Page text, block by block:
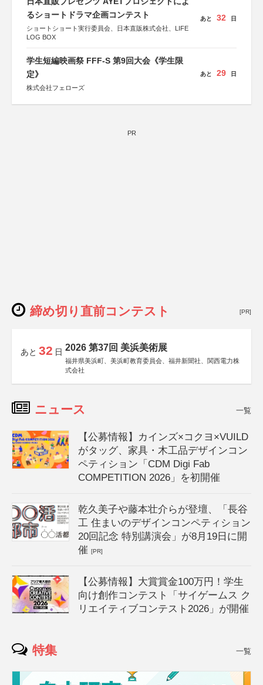
るショートドラマ企画コンテスト
ショートショート実行委員会、日本直販株式会社、LIFE
LOG BOX
あと 32 日
学生短編映画祭 FFF-S 第9回大会《学生限
定》
株式会社フェローズ
あと 29 日
PR
締め切り直前コンテスト [PR]
あと 32 日 2026 第37回 美浜美術展
福井県美浜町、美浜町教育委員会、福井新聞社、関西電力株
式会社
ニュース 一覧
【公募情報】カインズ×コクヨ×VUILD
がタッグ、家具・木工品デザインコン
ペティション「CDM Digi Fab
COMPETITION 2026」を初開催
乾久美子や藤本壮介らが登壇、「長谷
工 住まいのデザインコンペティション
20回記念 特別講演会」が8月19日に開
催[PR]
【公募情報】大賞賞金100万円！学生
向け創作コンテスト「サイゲームス ク
リエイティブコンテスト2026」が開催
特集 一覧